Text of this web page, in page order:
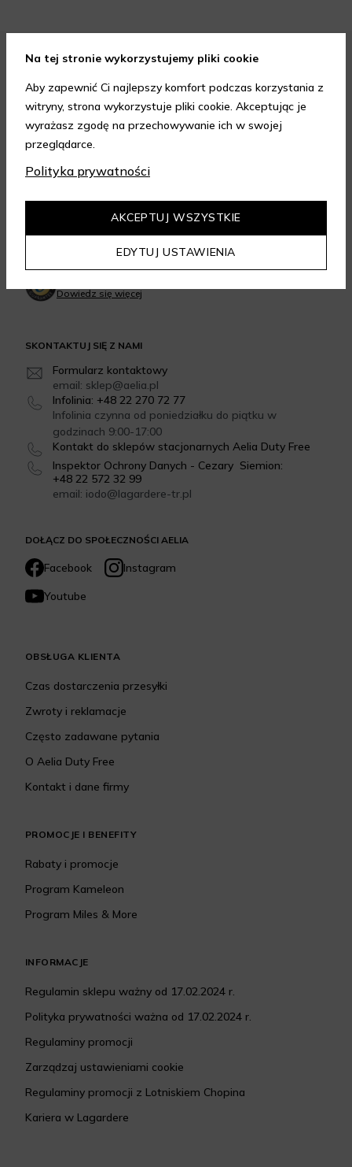
DOŁĄCZ DO SPOŁECZNOŚCI AELIA
Facebook
Instagram
Youtube
SKONTAKTUJ SIĘ Z NAMI
Formularz kontaktowy
email: sklep@aelia.pl
Infolinia: +48 22 270 72 77
Infolinia czynna od poniedziałku do piątku w
godzinach 9:00-17:00
Kontakt do sklepów stacjonarnych Aelia Duty Free
Inspektor Ochrony Danych - Cezary Siemion:
+48 22 572 32 99
email: iodo@lagardere-tr.pl
FORMY DOSTAWY
OBSŁUGA KLIENTA
Czas dostarczenia przesyłki
Zwroty i reklamacje
Często zadawane pytania
O Aelia Duty Free
Kontakt i dane firmy
PROMOCJE I BENEFITY
Rabaty i promocje
Program Kameleon
Program Miles & More
INFORMACJE
Regulamin sklepu ważny od 17.02.2024 r.
Polityka prywatności ważna od 17.02.2024 r.
Regulaminy promocji
Zarządzaj ustawieniami cookie
Regulaminy promocji z Lotniskiem Chopina
Kariera w Lagardere
GWARANCJA JAKOŚCI
Dowiedz się więcej
Na tej stronie wykorzystujemy pliki cookie
Aby zapewnić Ci najlepszy komfort podczas korzystania z
witryny, strona wykorzystuje pliki cookie. Akceptując je
wyrażasz zgodę na przechowywanie ich w swojej
przeglądarce.
Polityka prywatności
EDYTUJ USTAWIENIA
AKCEPTUJ WSZYSTKIE